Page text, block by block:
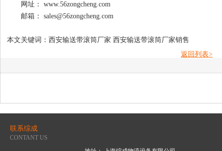
网址： www.56zongcheng.com
邮箱： sales@56zongcheng.com
本文关键词：西安输送带滚筒厂家 西安输送带滚筒厂家销售
返回列表>
联系综成
CONTANT US